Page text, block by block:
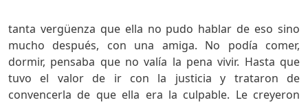
tanta vergüenza que ella no pudo hablar de eso sino
mucho después, con una amiga. No podía comer,
dormir, pensaba que no valía la pena vivir. Hasta que
tuvo el valor de ir con la justicia y trataron de
convencerla de que ella era la culpable. Le creyeron